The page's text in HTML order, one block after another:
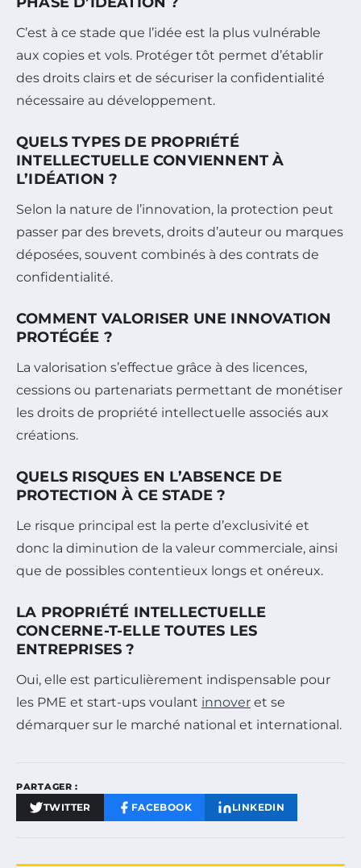
C’est à ce stade que l’idée est la plus vulnérable
aux copies et vols. Protéger tôt permet d’établir
des droits clairs et de sécuriser la confidentialité
nécessaire au développement.
QUELS TYPES DE PROPRIÉTÉ
INTELLECTUELLE CONVIENNENT À
L’IDÉATION ?
Selon la nature de l’innovation, la protection peut
passer par des brevets, droits d’auteur ou marques
déposées, souvent combinés à des contrats de
confidentialité.
COMMENT VALORISER UNE INNOVATION
PROTÉGÉE ?
La valorisation s’effectue grâce à des licences,
cessions ou partenariats permettant de monétiser
les droits de propriété intellectuelle associés aux
créations.
QUELS RISQUES EN L’ABSENCE DE
PROTECTION À CE STADE ?
Le risque principal est la perte d’exclusivité et
donc la diminution de la valeur commerciale, ainsi
que de possibles contentieux longs et onéreux.
LA PROPRIÉTÉ INTELLECTUELLE
CONCERNE-T-ELLE TOUTES LES
ENTREPRISES ?
Oui, elle est particulièrement indispensable pour
les PME et start-ups voulant innover et se
démarquer sur le marché national et international.
PARTAGER :
TWITTER FACEBOOK LINKEDIN